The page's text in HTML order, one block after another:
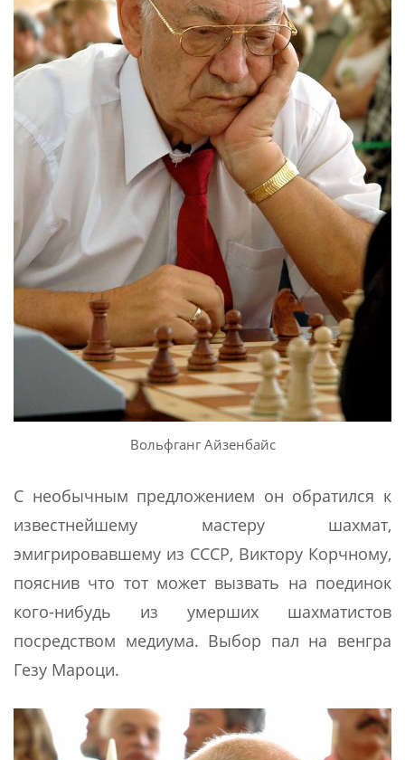
Вольфганг Айзенбайс
С необычным предложением он обратился к
известнейшему мастеру шахмат,
эмигрировавшему из СССР, Виктору Корчному,
пояснив что тот может вызвать на поединок
кого-нибудь из умерших шахматистов
посредством медиума. Выбор пал на венгра
Гезу Мароци.